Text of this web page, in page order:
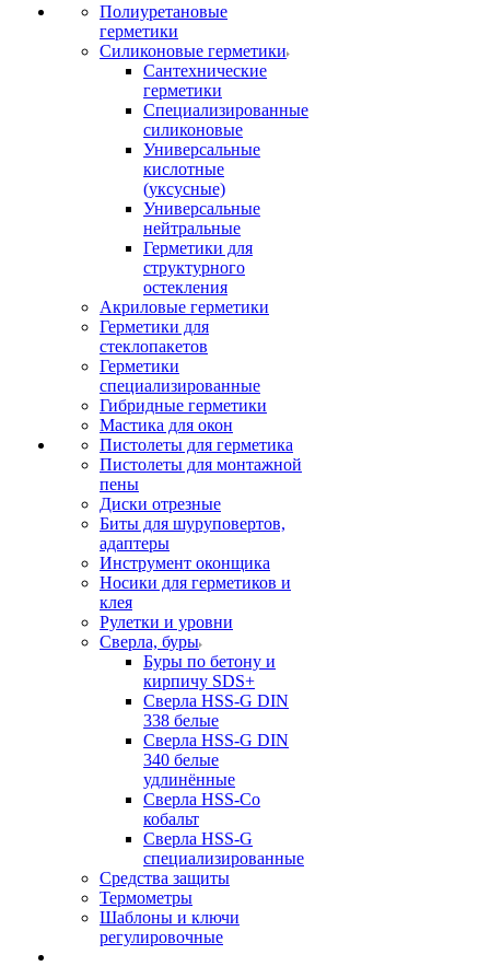
Полиуретановые
герметики
Силиконовые герметики
Сантехнические
герметики
Специализированные
силиконовые
Универсальные
кислотные
(уксусные)
Универсальные
нейтральные
Герметики для
структурного
остекления
Акриловые герметики
Герметики для
стеклопакетов
Герметики
специализированные
Гибридные герметики
Мастика для окон
Пистолеты для герметика
Пистолеты для монтажной
пены
Диски отрезные
Биты для шуруповертов,
адаптеры
Инструмент оконщика
Носики для герметиков и
клея
Рулетки и уровни
Сверла, буры
Буры по бетону и
кирпичу SDS+
Сверла HSS-G DIN
338 белые
Сверла HSS-G DIN
340 белые
удлинённые
Сверла HSS-Co
кобальт
Сверла HSS-G
специализированные
Средства защиты
Термометры
Шаблоны и ключи
регулировочные